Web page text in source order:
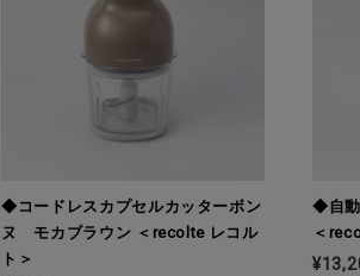
◆コードレスカプセルカッターボン
ヌ モカブラウン ＜recolte レコル
ト＞
◆自
＜